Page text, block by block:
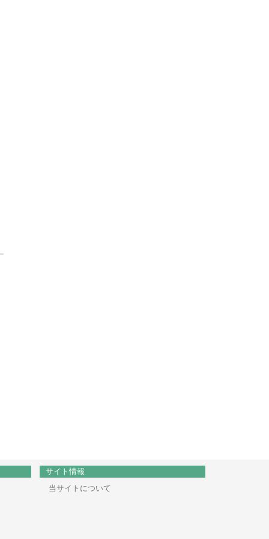
サイト情報
当サイトについて